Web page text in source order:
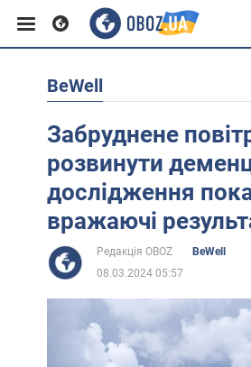
Європа
США
Африка
BeWell
Забруднене
розвинути
дослідження
вражаючі
Редакція OBOZ
BeWell
08.03.2024 05:57